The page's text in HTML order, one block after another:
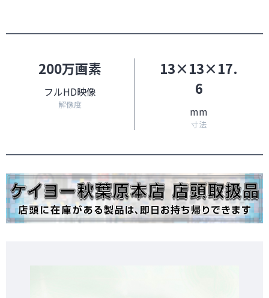
200万画素
フルHD映像
解像度
13×13×17.
6
mm
寸法